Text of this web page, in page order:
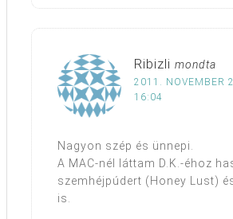
Ribizli mondta
2011. NOVEMBER
16:04
Nagyon szép és ünnepi.
A MAC-nél láttam D.K.-éhoz
szemhéjpúdert (Honey Lust)
is.